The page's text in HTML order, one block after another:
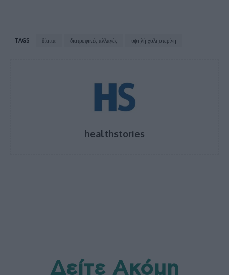
TAGS δίαιτα διατροφικές αλλαγές υψηλή χοληστερίνη
healthstories
Δείτε Ακόμη